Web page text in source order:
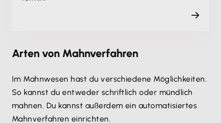
Arten von Mahnverfahren
Im Mahnwesen hast du verschiedene Möglichkeiten.
So kannst du entweder schriftlich oder mündlich
mahnen. Du kannst außerdem ein automatisiertes
Mahnverfahren einrichten.